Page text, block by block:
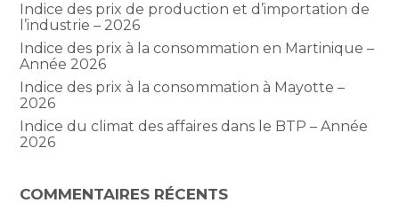
Indice des prix de production et d’importation de
l’industrie – 2026
Indice des prix à la consommation en Martinique –
Année 2026
Indice des prix à la consommation à Mayotte –
2026
Indice du climat des affaires dans le BTP – Année
2026
COMMENTAIRES RÉCENTS